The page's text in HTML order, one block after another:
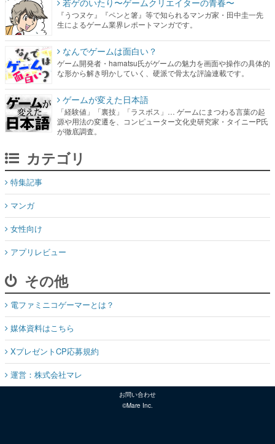
若ゲのいたり〜ゲームクリエイターの青春〜
『うつヌケ』『ペンと箸』等で知られるマンガ家・田中圭一先
生によるゲーム業界レポートマンガです。
なんでゲームは面白い？
ゲーム開発者・hamatsu氏がゲームの魅力を画面や操作の具体的
な形から解き明かしていく、硬派で骨太な評論連載です。
ゲームが変えた日本語
「経験値」「裏技」「ラスボス」… ゲームにまつわる言葉の起
源や用法の変遷を、コンピューター文化史研究家・タイニーP氏
が徹底調査。
カテゴリ
特集記事
マンガ
女性向け
アプリレビュー
その他
電ファミニコゲーマーとは？
媒体資料はこちら
XプレゼントCP応募規約
運営：株式会社マレ
お問い合わせ
©Mare Inc.